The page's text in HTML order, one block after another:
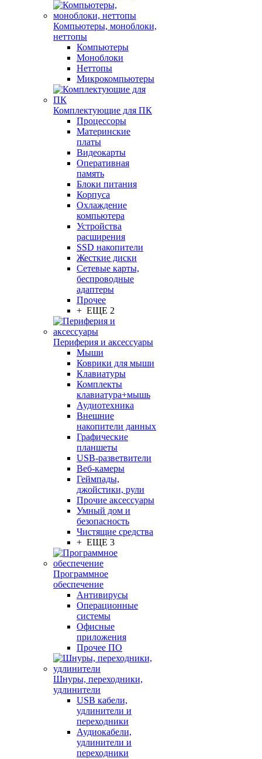
Компьютеры, моноблоки,
неттопы
Компьютеры
Моноблоки
Неттопы
Микрокомпьютеры
Комплектующие для ПК
Процессоры
Материнские
платы
Видеокарты
Оперативная
память
Блоки питания
Корпуса
Охлаждение
компьютера
Устройства
расширения
SSD накопители
Жесткие диски
Сетевые карты,
беспроводные
адаптеры
Прочее
+ ЕЩЕ 2
Периферия и аксессуары
Мыши
Коврики для мыши
Клавиатуры
Комплекты
клавиатура+мышь
Аудиотехника
Внешние
накопители данных
Графические
планшеты
USB-разветвители
Веб-камеры
Геймпады,
джойстики, рули
Прочие аксессуары
Умный дом и
безопасность
Чистящие средства
+ ЕЩЕ 3
Программное
обеспечение
Антивирусы
Операционные
системы
Офисные
приложения
Прочее ПО
Шнуры, переходники,
удлинители
USB кабели,
удлинители и
переходники
Аудиокабели,
удлинители и
переходники